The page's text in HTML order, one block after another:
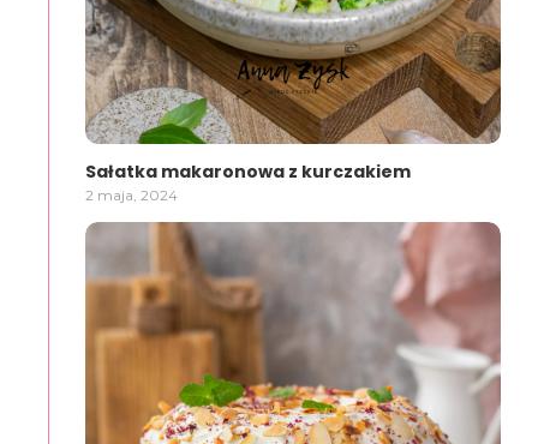
Sałatka makaronowa z kurczakiem
2 maja, 2024